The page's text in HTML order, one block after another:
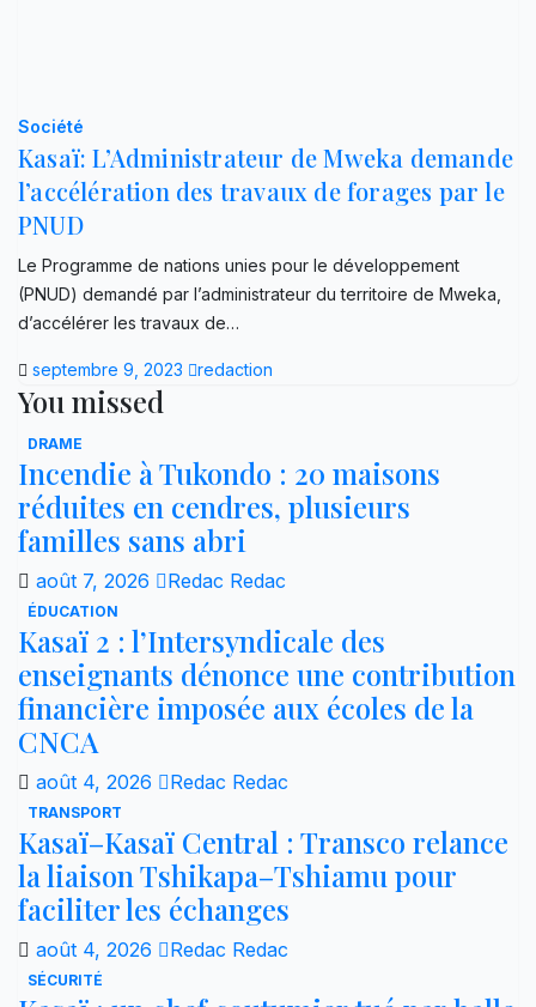
Société
Kasaï: L’Administrateur de Mweka demande
l’accélération des travaux de forages par le
PNUD
Le Programme de nations unies pour le développement
(PNUD) demandé par l’administrateur du territoire de Mweka,
d’accélérer les travaux de…
septembre 9, 2023 redaction
You missed
DRAME
Incendie à Tukondo : 20 maisons
réduites en cendres, plusieurs
familles sans abri
août 7, 2026 Redac Redac
ÉDUCATION
Kasaï 2 : l’Intersyndicale des
enseignants dénonce une contribution
financière imposée aux écoles de la
CNCA
août 4, 2026 Redac Redac
TRANSPORT
Kasaï–Kasaï Central : Transco relance
la liaison Tshikapa–Tshiamu pour
faciliter les échanges
août 4, 2026 Redac Redac
SÉCURITÉ